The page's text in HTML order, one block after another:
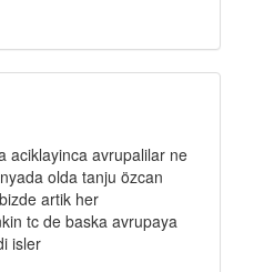
aciklayinca avrupalilar ne
olda tanju özcan
artik her
tc de baska avrupaya
isler